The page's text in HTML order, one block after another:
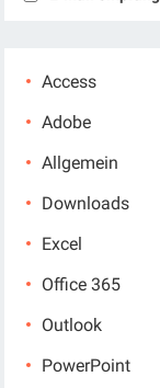
Access
Adobe
Allgemein
Downloads
Excel
Office 365
Outlook
PowerPoint